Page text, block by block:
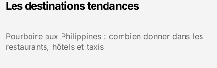
Les destinations tendances
Pourboire aux Philippines : combien donner dans les
restaurants, hôtels et taxis